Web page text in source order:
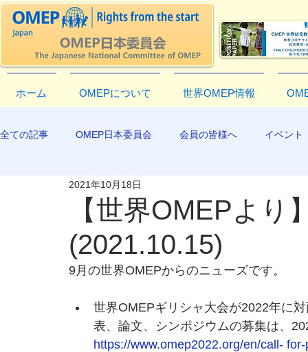
ホーム OMEPについて 世界OMEP情報
全ての記事 OMEP日本委員会 会員の皆様へ イベント
EXCO-COMMUNICATION
【世界OMEPより
(2021.10.15)
2021年10月18日
9月の世界OMEPからのニューズです。
世界OMEPギリシャ大会が2022年に
表、論文、シンポジウムの募集は、
https://www.omep2022.org/en/call-